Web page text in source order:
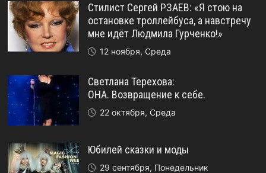
Стилист Сергей РЗАЕВ: «Я стою на
остановке троллейбуса, а навстречу
мне идёт Людмила Гурченко!»
12 ноября, Среда
Светлана Терехова:
ОНА. Возвращение к себе.
22 октября, Среда
Юбилей сказки и моды
29 сентября, Понедельник